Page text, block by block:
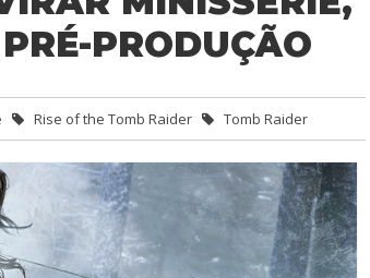
PRODUÇÃO
Rise of the Tomb Raider Tomb Raider